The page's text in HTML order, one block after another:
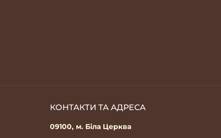
КОНТАКТИ ТА АДРЕСА
09100, м. Біла Церква